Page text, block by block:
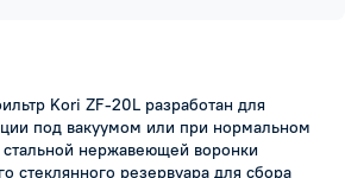
Kori ZF-20L разработан для
под вакуумом или при нормальном
нержавеющей воронки
стеклянного резервуара для сбора